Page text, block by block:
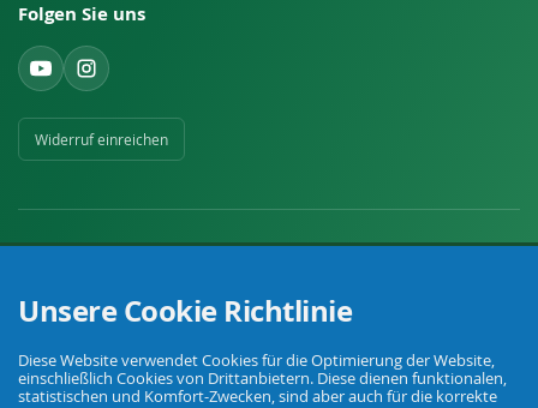
Folgen Sie uns
Widerruf einreichen
Ihr Fachhandel für Landwirtschaft, Viehhaltung, Haus, Hof und Garten.
© Agrarking. Alle Rechte vorbehalten.
Unsere Cookie Richtlinie
Diese Website verwendet Cookies für die Optimierung der Website,
einschließlich Cookies von Drittanbietern. Diese dienen funktionalen,
statistischen und Komfort-Zwecken, sind aber auch für die korrekte